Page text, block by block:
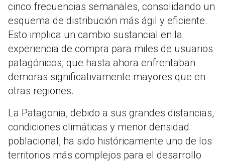
cinco frecuencias semanales, consolidando un
esquema de distribución más ágil y eficiente.
Esto implica un cambio sustancial en la
experiencia de compra para miles de usuarios
patagónicos, que hasta ahora enfrentaban
demoras significativamente mayores que en
otras regiones.
La Patagonia, debido a sus grandes distancias,
condiciones climáticas y menor densidad
poblacional, ha sido históricamente uno de los
territorios más complejos para el desarrollo